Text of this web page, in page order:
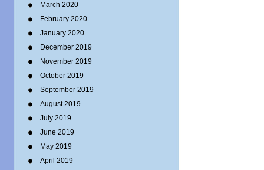
March 2020
February 2020
January 2020
December 2019
November 2019
October 2019
September 2019
August 2019
July 2019
June 2019
May 2019
April 2019